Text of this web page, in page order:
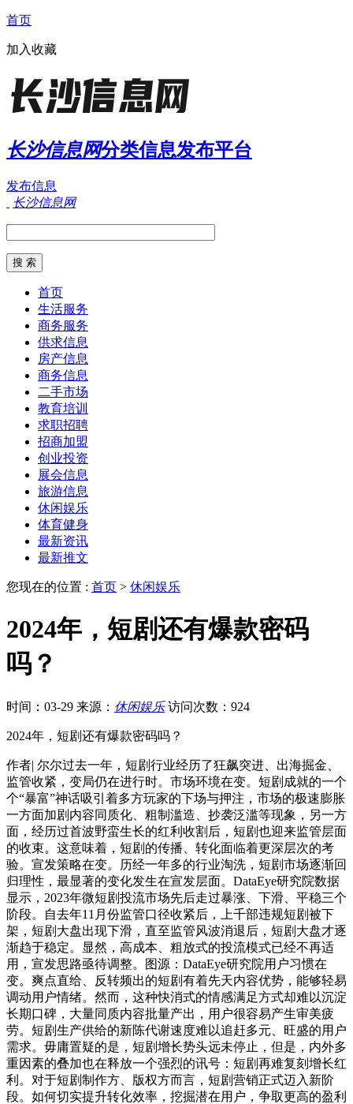
首页
加入收藏
长沙信息网分类信息发布平台
发布信息
长沙信息网
首页
生活服务
商务服务
供求信息
房产信息
商务信息
二手市场
教育培训
求职招聘
招商加盟
创业投资
展会信息
旅游信息
休闲娱乐
体育健身
最新资讯
最新推文
您现在的位置 : 首页 > 休闲娱乐
2024年，短剧还有爆款密码
吗？
时间：03-29 来源： 休闲娱乐 访问次数：924
2024年，短剧还有爆款密码吗？
作者| 尔尔过去一年，短剧行业经历了狂飙突进、出海掘金、
监管收紧，变局仍在进行时。市场环境在变。短剧成就的一个
个“暴富”神话吸引着多方玩家的下场与押注，市场的极速膨胀
一方面加剧内容同质化、粗制滥造、抄袭泛滥等现象，另一方
面，经历过首波野蛮生长的红利收割后，短剧也迎来监管层面
的收束。这意味着，短剧的传播、转化面临着更深层次的考
验。宣发策略在变。历经一年多的行业淘洗，短剧市场逐渐回
归理性，最显著的变化发生在宣发层面。DataEye研究院数据
显示，2023年微短剧投流市场先后走过暴涨、下滑、平稳三个
阶段。自去年11月份监管口径收紧后，上千部违规短剧被下
架，短剧大盘出现下滑，直至监管风波消退后，短剧大盘才逐
渐趋于稳定。显然，高成本、粗放式的投流模式已经不再适
用，宣发思路亟待调整。图源：DataEye研究院用户习惯在
变。爽点直给、反转频出的短剧有着先天内容优势，能够轻易
调动用户情绪。然而，这种快消式的情感满足方式却难以沉淀
长期口碑，大量同质内容批量产出，用户很容易产生审美疲
劳。短剧生产供给的新陈代谢速度难以追赶多元、旺盛的用户
需求。毋庸置疑的是，短剧增长势头远未停止，但是，内外多
重因素的叠加也在释放一个强烈的讯号：短剧再难复刻增长红
利。对于短剧制作方、版权方而言，短剧营销正式迈入新阶
段。如何切实提升转化效率，挖掘潜在用户，争取更高的盈利